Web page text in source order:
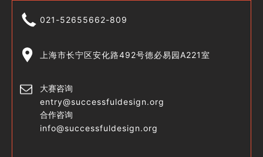
021-52655662-809
上海市长宁区安化路492号德必易园A221室
大赛咨询
entry@successfuldesign.org
合作咨询
info@successfuldesign.org